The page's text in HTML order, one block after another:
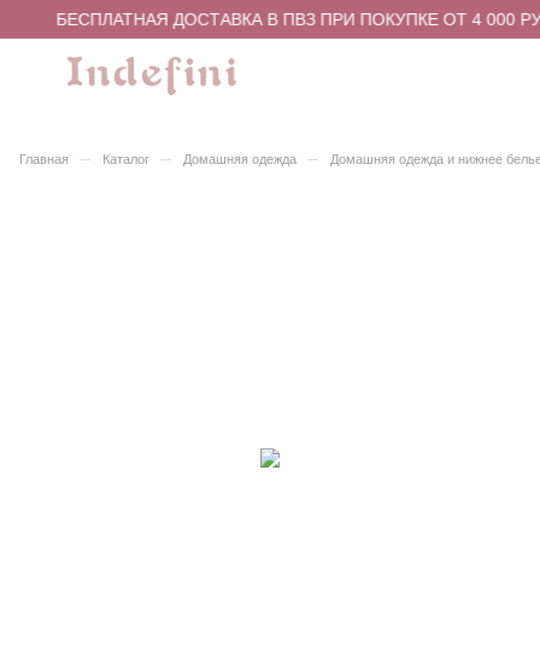
БЕСПЛАТНАЯ ДОСТАВКА В ПВЗ ПРИ ПОКУПКЕ ОТ 4 000
Главная – Каталог – Домашняя одежда – Домашняя одежда и нижнее